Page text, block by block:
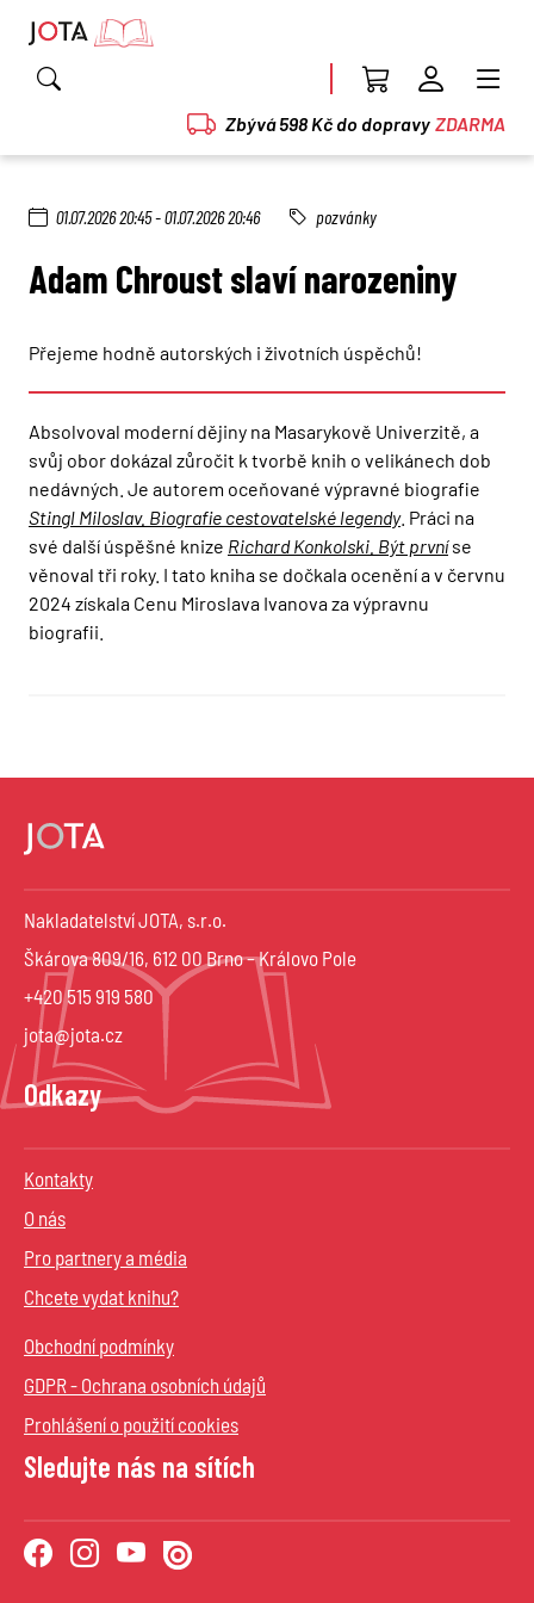
Zbývá 598 Kč do dopravy ZDARMA
01.07.2026 20:45 - 01.07.2026 20:46 pozvánky
Adam Chroust slaví narozeniny
Přejeme hodně autorských i životních úspěchů!
Absolvoval moderní dějiny na Masarykově Univerzitě, a
svůj obor dokázal zůročit k tvorbě knih o velikánech dob
nedávných. Je autorem oceňované výpravné biografie
Stingl Miloslav. Biografie cestovatelské legendy. Práci na
své další úspěšné knize Richard Konkolski. Být prvníse
věnoval tři roky. I tato kniha se dočkala ocenění a v červnu
2024 získala Cenu Miroslava Ivanova za výpravnu
biografii.
Nakladatelství JOTA, s.r.o.
Škárova 809/16, 612 00 Brno – Královo Pole
+420 515 919 580
jota@jota.cz
Odkazy
Kontakty
O nás
Pro partnery a média
Chcete vydat knihu?
Obchodní podmínky
GDPR - Ochrana osobních údajů
Prohlášení o použití cookies
Sledujte nás na sítích